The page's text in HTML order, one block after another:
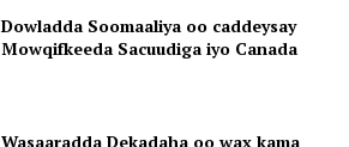
Dowladda Soomaaliya oo caddeysay
Mowqifkeeda Sacuudiga iyo Canada
Wasaaradda Dekadaha oo wax kama